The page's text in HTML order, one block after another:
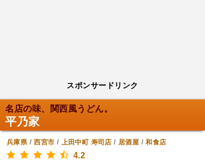
スポンサードリンク
名店の味、関西風うどん。
平乃家
兵庫県/西宮市 / 上田中町 寿司店 / 居酒屋 /和食店
4.2